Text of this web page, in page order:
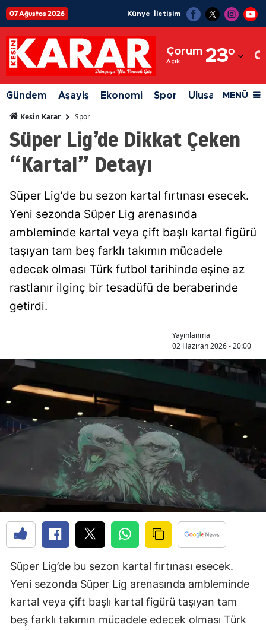
07 Ağustos 2026 Künye İletişim
Çorum
Açık 23°
Adıyaman
Afyonkarahisar
Ağrı
Amasya
Aydın
Balıkesir
Bitlis
Bolu
Burdur
Çanakkale
Çankırı
Çorum
Denizli
Diyarbakır
Edirne
Elazığ
Erzincan
Erzurum
Gündem Aşayiş Ekonomi Spor Ulusal Siyaset
MENÜ
Kesin Karar Spor
Süper Lig’de Dikkat Çeken
“Kartal” Detayı
Süper Lig’de bu sezon kartal fırtınası esecek.
Yeni sezonda Süper Lig arenasında
ambleminde kartal veya çift başlı kartal figürü
taşıyan tam beş farklı takımın mücadele
edecek olması Türk futbol tarihinde eşine az
rastlanır ilginç bir tesadüfü de beraberinde
getirdi.
Yayınlanma
02 Haziran 2026 - 20:00
Süper Lig’de bu sezon kartal fırtınası esecek.
Yeni sezonda Süper Lig arenasında ambleminde
kartal veya çift başlı kartal figürü taşıyan tam
beş farklı takımın mücadele edecek olması Türk